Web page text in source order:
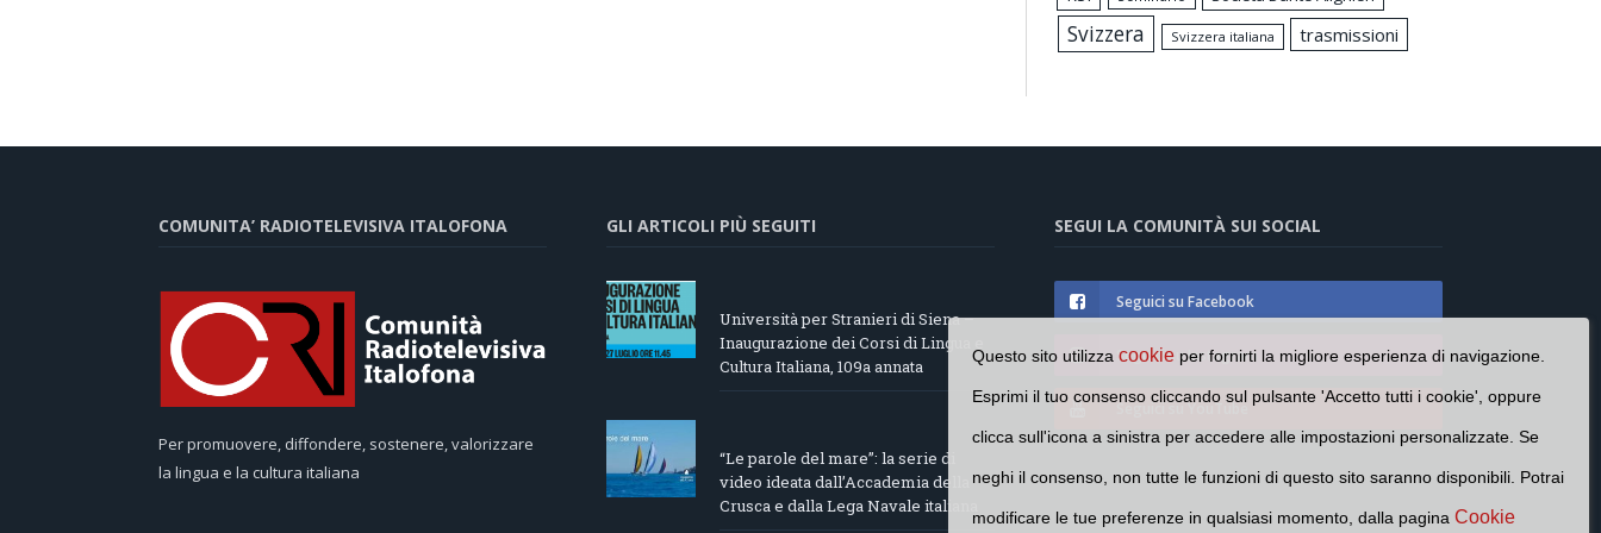
Svizzera Svizzera italiana trasmissioni
COMUNITA’ RADIOTELEVISIVA ITALOFONA
Per promuovere, diffondere, sostenere, valorizzare
la lingua e la cultura italiana
GLI ARTICOLI PIÙ SEGUITI
Università per Stranieri di Siena –
Inaugurazione dei Corsi di Lingua e
Cultura Italiana, 109a annata
“Le parole del mare”: la serie di
video ideata dall’Accademia della
Crusca e dalla Lega Navale italiana
SEGUI LA COMUNITÀ SUI SOCIAL
Seguici su Facebook
Seguici su Instagram
Seguici su YouTube
Questo sito utilizzacookie per fornirti la migliore esperienza di navigazione.
Esprimi il tuo consenso cliccando sul pulsante 'Accetto tutti i cookie', oppure
clicca sull'icona a sinistra per accedere alle impostazioni personalizzate. Se
neghi il consenso, non tutte le funzioni di questo sito saranno disponibili. Potrai
modificare le tue preferenze in qualsiasi momento, dalla pagina Cookie